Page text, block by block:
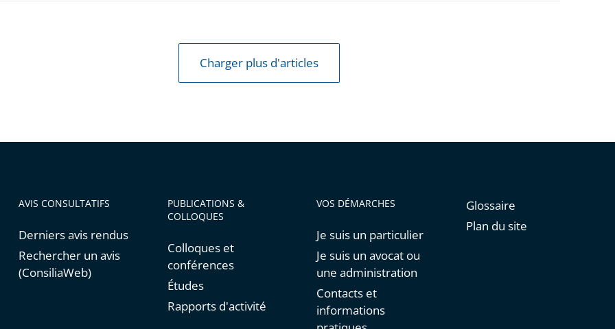
Charger plus d'articles
AVIS CONSULTATIFS
Derniers avis rendus
Rechercher un avis
(ConsiliaWeb)
PUBLICATIONS &
COLLOQUES
Colloques et
conférences
Études
Rapports d'activité
VOS DÉMARCHES
Je suis un particulier
Je suis un avocat ou
une administration
Contacts et
informations
Glossaire
Plan du site